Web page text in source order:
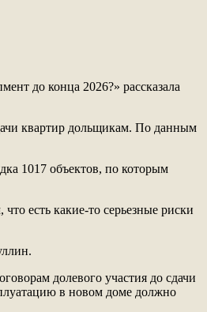
до конца 2026?» рассказала
квартир дольщикам. По данным
1017 объектов, по которым
есть какие-то серьезные риски
долевого участия до сдачи
в новом доме должно